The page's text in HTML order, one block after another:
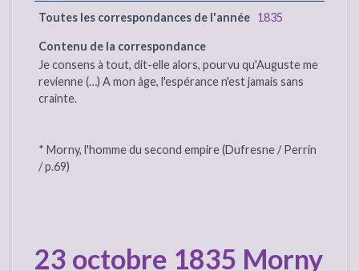
Toutes les correspondances de l'année 1835
Contenu de la correspondance
Je consens à tout, dit-elle alors, pourvu qu'Auguste me
revienne (…) A mon âge, l'espérance n'est jamais sans
crainte.
* Morny, l'homme du second empire (Dufresne / Perrin
/ p.69)
23 octobre 1835 Morny